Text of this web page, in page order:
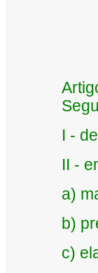
I -
II -
a)
b)
c)